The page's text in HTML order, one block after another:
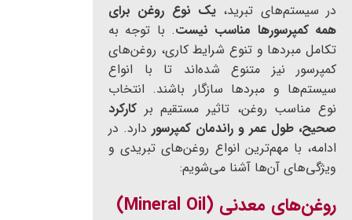
در سیستم‌های تبرید، یک نوع روغن برای
همه کمپرسورها مناسب نیست. با توجه به
تکامل مبردها و تنوع شرایط کاری، روغن‌های
کمپرسور نیز متنوع شده‌اند تا با انواع
سیستم‌ها و مبردها سازگار باشند. انتخاب
نوع مناسب روغن، تاثیر مستقیم بر کارکرد
صحیح، طول عمر و راندمان کمپرسور دارد. در
ادامه، با مهم‌ترین انواع روغن‌های تبریدی و
ویژگی‌های آن‌ها آشنا می‌شویم:
روغن‌های معدنی (Mineral Oil)